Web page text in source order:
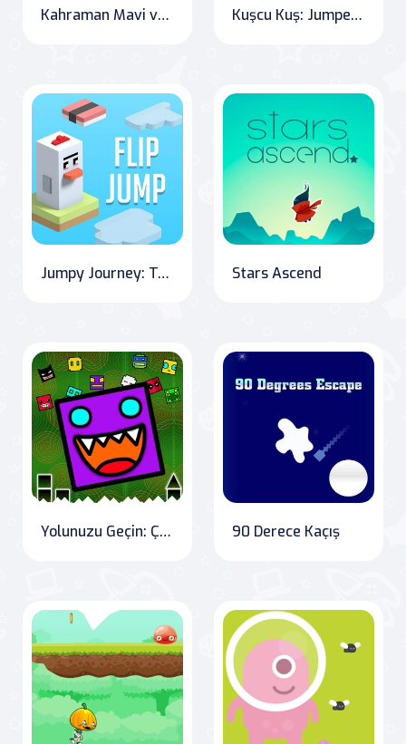
Kahraman Mavi vs Kızıl Ordusu Kuşcu Kuş: Jumpee Land Adventure
Jumpy Journey: Tap and Leap Your Way to Success! Stars Ascend
Yolunuzu Geçin: Çılgın Geometri 90 Derece Kaçış